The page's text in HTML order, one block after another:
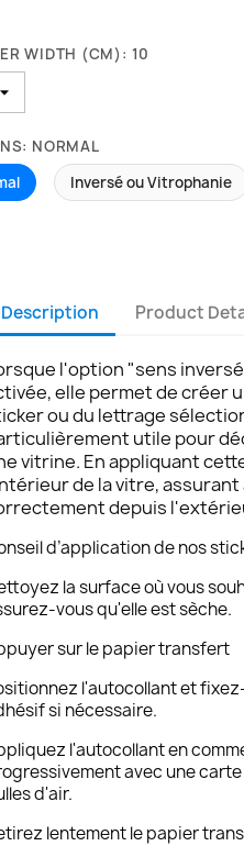
WIDTH (CM): 10
NORMAL
Inversé ou Vitrophanie
Description Product
l'option "sens
elle permet de créer
ou du lettrage
utile pour
vitrine. En appliquant
de la vitre, assurant
depuis
d’application de nos
la surface où vous
vous qu'elle est sèche.
sur le papier transfert
l'autocollant et
si nécessaire.
l'autocollant en
avec une
d'air.
lentement le papier